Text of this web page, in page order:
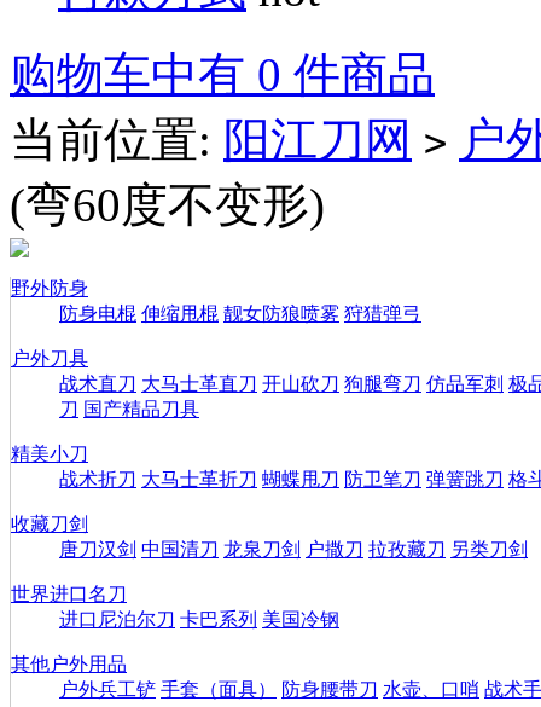
购物车中有 0 件商品
当前位置: 阳江刀网 > 户
(弯60度不变形)
野外防身
防身电棍 伸缩甩棍 靓女防狼喷雾 狩猎弹弓
户外刀具
战术直刀 大马士革直刀 开山砍刀 狗腿弯刀 仿品军刺 极
刀 国产精品刀具
精美小刀
战术折刀 大马士革折刀 蝴蝶甩刀 防卫笔刀 弹簧跳刀 格
收藏刀剑
唐刀汉剑 中国清刀 龙泉刀剑 户撒刀 拉孜藏刀 另类刀剑
世界进口名刀
进口尼泊尔刀 卡巴系列 美国冷钢
其他户外用品
户外兵工铲 手套（面具） 防身腰带刀 水壶、口哨 战术